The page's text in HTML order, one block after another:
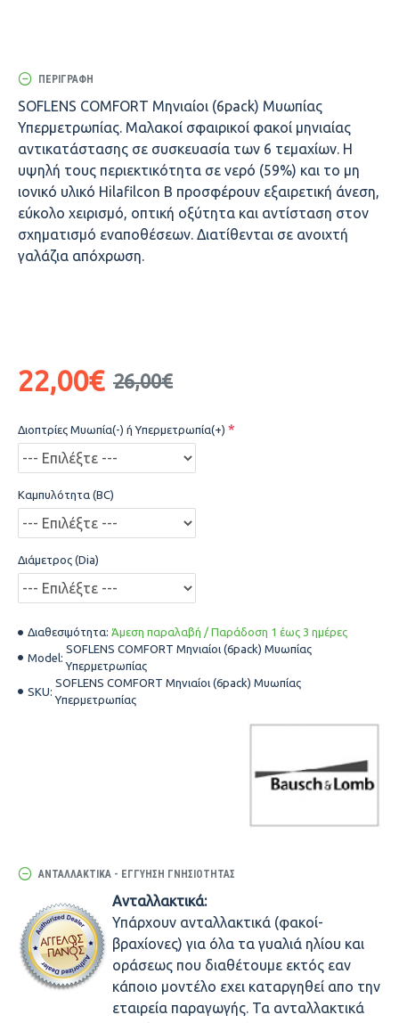
ΠΕΡΙΓΡΑΦΉ
SOFLENS COMFORT Μηνιαίοι (6pack) Μυωπίας
Υπερμετρωπίας. Μαλακοί σφαιρικοί φακοί μηνιαίας
αντικατάστασης σε συσκευασία των 6 τεμαχίων. Η
υψηλή τους περιεκτικότητα σε νερό (59%) και το μη
ιονικό υλικό Hilafilcon B προσφέρουν εξαιρετική άνεση,
εύκολο χειρισμό, οπτική οξύτητα και αντίσταση στον
σχηματισμό εναποθέσεων. Διατίθενται σε ανοιχτή
γαλάζια απόχρωση.
Διαθεσιμότητα: Άμεση παραλαβή / Παράδοση 1 έως 3 ημέρες
Model:
SOFLENS COMFORT Μηνιαίοι (6pack) Μυωπίας
Υπερμετρωπίας
SKU:
SOFLENS COMFORT Μηνιαίοι (6pack) Μυωπίας
Υπερμετρωπίας
22,00€ 26,00€
Διοπτρίες Μυωπία(-) ή Υπερμετρωπία(+)
Καμπυλότητα (BC)
Διάμετρος (Dia)
ΑΝΤΑΛΛΑΚΤΙΚΆ - ΕΓΓΎΗΣΗ ΓΝΗΣΙΌΤΗΤΑΣ
Ανταλλακτικά:
Υπάρχουν ανταλλακτικά (φακοί-
βραχίονες) για όλα τα γυαλιά ηλίου και
οράσεως που διαθέτουμε εκτός εαν
κάποιο μοντέλο εχει καταργηθεί απο την
εταιρεία παραγωγής. Τα ανταλλακτικά